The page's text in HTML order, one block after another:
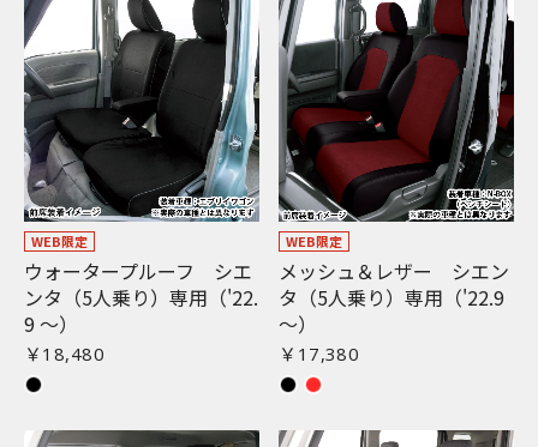
WEB限定
ウォータープルーフ シエ
ンタ（5人乗り）専用（'22.
9 〜）
￥18,480
WEB限定
メッシュ＆レザー シエン
タ（5人乗り）専用（'22.9
〜）
￥17,380